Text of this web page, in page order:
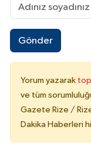
Gönder
Yorum yazarak
ve tüm
Gazete Rize /
Dakika Haberleri